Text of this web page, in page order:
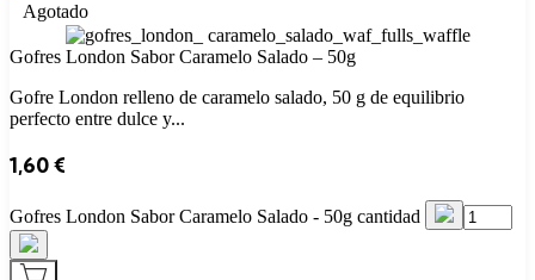
Agotado
Gofres London Sabor Caramelo Salado – 50g
Gofre London relleno de caramelo salado, 50 g de equilibrio
perfecto entre dulce y...
1,60€
Gofres London Sabor Caramelo Salado - 50g cantidad